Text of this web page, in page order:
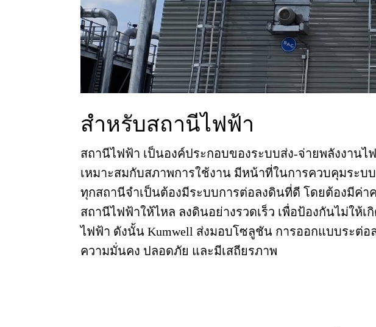
สำหรับสถานีไฟฟ้า
สถานีไฟฟ้า เป็นองค์ประกอบของระบบส่ง-จ่ายพลังงาน
เหมาะสมกับสภาพการใช้งาน มีหน้าที่ในการควบคุมระ
ทุกสถานีจำเป็นต้องมีระบบการต่อลงดินที่ดี โดยต้องมีค่
สถานีไฟฟ้าให้ไหล ลงดินอย่างรวดเร็ว เพื่อป้องกันไม่ใ
ไฟฟ้า ดังนั้น Kumwell ส่งมอบโซลูชัน การออกแบบระต่
ความมั่นคง ปลอดภัย และมีเสถียรภาพ